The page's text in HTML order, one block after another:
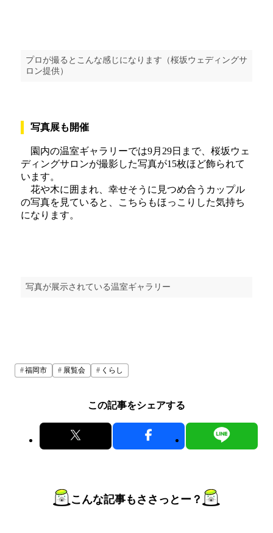
プロが撮るとこんな感じになります（桜坂ウェディングサ
ロン提供）
写真展も開催
園内の温室ギャラリーでは9月29日まで、桜坂ウェ
ディングサロンが撮影した写真が15枚ほど飾られて
います。
花や木に囲まれ、幸せそうに見つめ合うカップル
の写真を見ていると、こちらもほっこりした気持ち
になります。
写真が展示されている温室ギャラリー
福岡市 展覧会 くらし
この記事をシェアする
こんな記事もささっとー？